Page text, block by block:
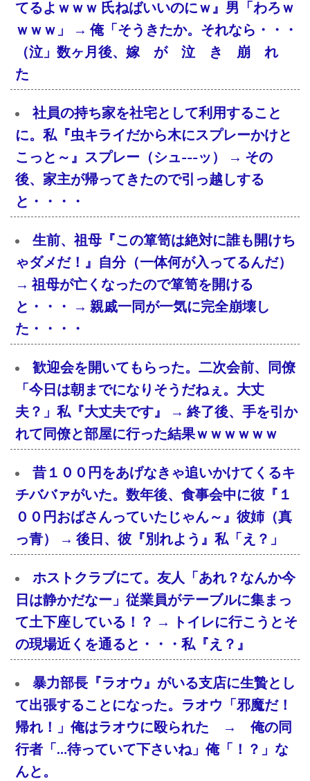
てるよｗｗｗ 氏ねばいいのにｗ』男「わろｗ
ｗｗｗ」 → 俺「そうきたか。それなら・・・
（泣」数ヶ月後、嫁 が 泣 き 崩 れ
た
社員の持ち家を社宅として利用すること
に。私『虫キライだから木にスプレーかけと
こっと～』スプレー（シュ---ッ） → その
後、家主が帰ってきたので引っ越しする
と・・・・
生前、祖母『この箪笥は絶対に誰も開けち
ゃダメだ！』自分（一体何が入ってるんだ）
→ 祖母が亡くなったので箪笥を開ける
と・・・ → 親戚一同が一気に完全崩壊し
た・・・・
歓迎会を開いてもらった。二次会前、同僚
「今日は朝までになりそうだねぇ。大丈
夫？」私『大丈夫です』 → 終了後、手を引か
れて同僚と部屋に行った結果ｗｗｗｗｗｗ
昔１００円をあげなきゃ追いかけてくるキ
チババァがいた。数年後、食事会中に彼『１
００円おばさんっていたじゃん～』彼姉（真
っ青） → 後日、彼『別れよう』私「え？」
ホストクラブにて。友人「あれ？なんか今
日は静かだなー」従業員がテーブルに集まっ
て土下座している！？ → トイレに行こうとそ
の現場近くを通ると・・・私『え？』
暴力部長『ラオウ』がいる支店に生贄とし
て出張することになった。ラオウ「邪魔だ！
帰れ！」俺はラオウに殴られた → 俺の同
行者「…待っていて下さいね」俺「！？」な
んと。